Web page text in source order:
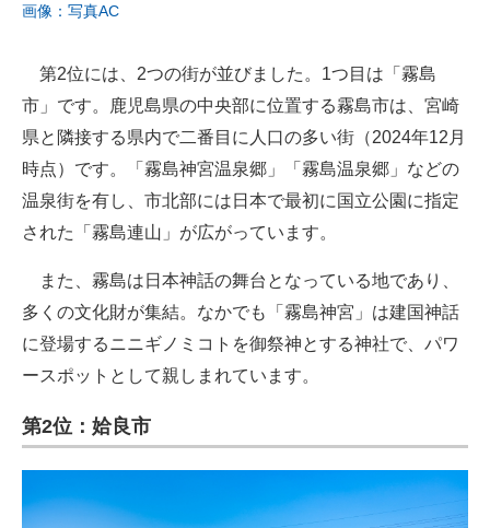
画像：写真AC
第2位には、2つの街が並びました。1つ目は「霧島
市」です。鹿児島県の中央部に位置する霧島市は、宮崎
県と隣接する県内で二番目に人口の多い街（2024年12月
時点）です。「霧島神宮温泉郷」「霧島温泉郷」などの
温泉街を有し、市北部には日本で最初に国立公園に指定
された「霧島連山」が広がっています。
また、霧島は日本神話の舞台となっている地であり、
多くの文化財が集結。なかでも「霧島神宮」は建国神話
に登場するニニギノミコトを御祭神とする神社で、パワ
ースポットとして親しまれています。
第2位：姶良市